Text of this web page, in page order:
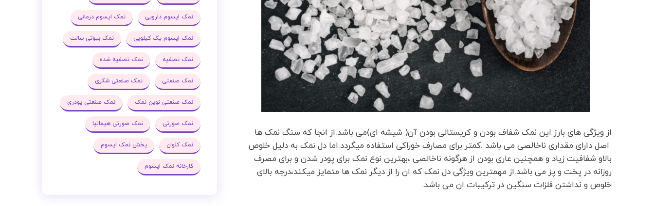
از ویژگی های بارز این نمک شفاف بودن و کریستالی بودن آن( شیشه ای)می باشد.از انجا که سنگ نمک ها
اصل دارای مقداری ناخالصی می باشد .کمتر برای مصارف خوراکی استفاده میگردد.اما دل نمک به دلیل خلوص
بالاو شفافیت زیاد و همچنین عاری بودن از هرگونه ناخالصی ،بهترین نوع نمک برای پودر شدن و برای مصرف
روزانه در پخت و پز می باشد.از مهمترین ویژگی دل نمک که ان را از دیگر نمک ها متمایز میکند،درجه بالای
خلوص و نداشتن فلزات سنگین در ترکیبات ان می باشد.
نمک اپسوم دارویی نمک اپسوم درمانی
نمک اپسوم یک کیلویی نمک بیوتی سالت
نمک تصفیه نمک تصفیه شده
نمک صنعتی نمک صنعتی شکری
نمک صنعتی نوین نمک نمک صنعتی پودری
نمک صورتی نمک صورتی هیمالیا
نمک کلوان پخش نمک اپسوم
کارخانه نمک اپسوم